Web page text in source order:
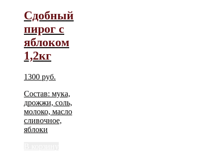
Сдобный
пирог с
яблоком
1,2кг
1300 руб.
Состав: мука,
дрожжи, соль,
молоко, масло
сливочное,
яблоки